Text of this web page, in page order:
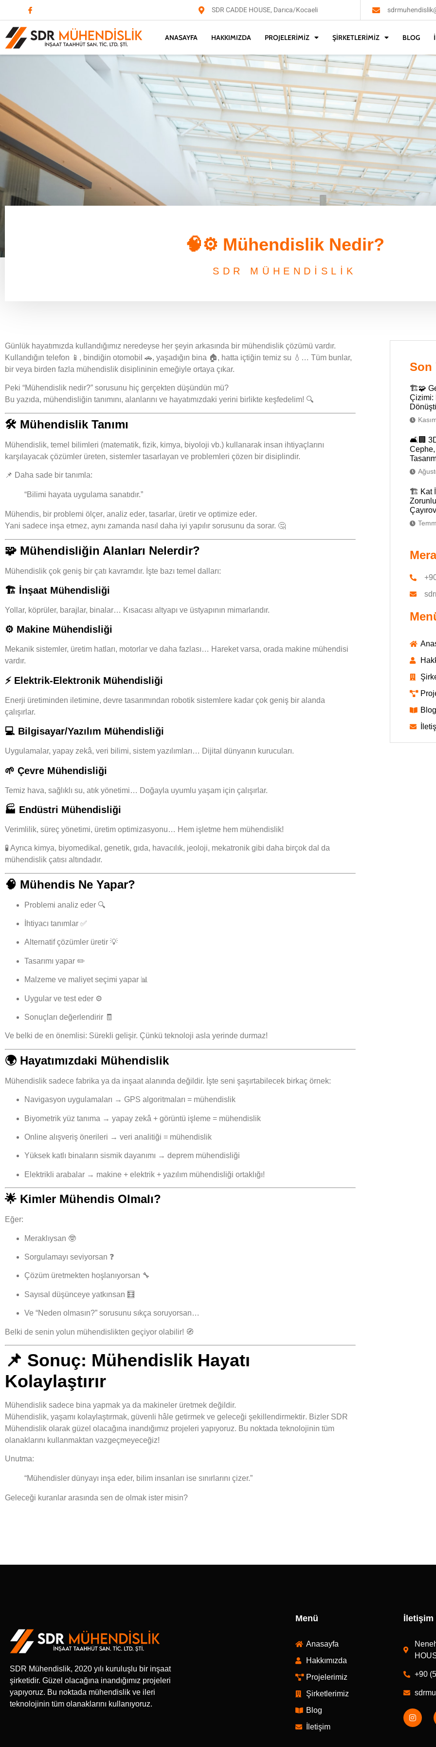
SDR CADDE HOUSE, Darıca/Kocaeli
ANASAYFA HAKKIMIZDA PROJELERIMIZ ŞIRKETLERIMIZ BLOG
🧠⚙️ Mühendislik Nedir?
SDR MÜHENDİSLİK
Günlük hayatımızda kullandığımız neredeyse her şeyin arkasında bir mühendislik çözümü vardır.
Kullandığın telefon 📱, bindiğin otomobil 🚗, yaşadığın bina 🏠, hatta içtiğin temiz su 💧… Tüm bunlar,
bir veya birden fazla mühendislik disiplininin emeğiyle ortaya çıkar.
Peki “Mühendislik nedir?” sorusunu hiç gerçekten düşündün mü?
Bu yazıda, mühendisliğin tanımını, alanlarını ve hayatımızdaki yerini birlikte keşfedelim! 🔍
🛠️ Mühendislik Tanımı
Mühendislik, temel bilimleri (matematik, fizik, kimya, biyoloji vb.) kullanarak insan ihtiyaçlarını
karşılayacak çözümler üreten, sistemler tasarlayan ve problemleri çözen bir disiplindir.
📌 Daha sade bir tanımla:
“Bilimi hayata uygulama sanatıdır.”
Mühendis, bir problemi ölçer, analiz eder, tasarlar, üretir ve optimize eder.
Yani sadece inşa etmez, aynı zamanda nasıl daha iyi yapılır sorusunu da sorar. 🤔
🧩 Mühendisliğin Alanları Nelerdir?
Mühendislik çok geniş bir çatı kavramdır. İşte bazı temel dalları:
🏗️ İnşaat Mühendisliği
Yollar, köprüler, barajlar, binalar… Kısacası altyapı ve üstyapının mimarlarıdır.
⚙️ Makine Mühendisliği
Mekanik sistemler, üretim hatları, motorlar ve daha fazlası… Hareket varsa, orada makine mühendisi
vardır.
⚡ Elektrik-Elektronik Mühendisliği
Enerji üretiminden iletimine, devre tasarımından robotik sistemlere kadar çok geniş bir alanda
çalışırlar.
💻 Bilgisayar/Yazılım Mühendisliği
Uygulamalar, yapay zekâ, veri bilimi, sistem yazılımları… Dijital dünyanın kurucuları.
🌱 Çevre Mühendisliği
Temiz hava, sağlıklı su, atık yönetimi… Doğayla uyumlu yaşam için çalışırlar.
🏭 Endüstri Mühendisliği
Verimlilik, süreç yönetimi, üretim optimizasyonu… Hem işletme hem mühendislik!
🧪 Ayrıca kimya, biyomedikal, genetik, gıda, havacılık, jeoloji, mekatronik gibi daha birçok dal da
mühendislik çatısı altındadır.
🧠 Mühendis Ne Yapar?
Problemi analiz eder 🔍
İhtiyacı tanımlar ✅
Alternatif çözümler üretir 💡
Tasarımı yapar ✏️
Malzeme ve maliyet seçimi yapar 📊
Uygular ve test eder ⚙️
Sonuçları değerlendirir 🧾
Ve belki de en önemlisi: Sürekli gelişir. Çünkü teknoloji asla yerinde durmaz!
🌍 Hayatımızdaki Mühendislik
Mühendislik sadece fabrika ya da inşaat alanında değildir. İşte seni şaşırtabilecek birkaç örnek:
Navigasyon uygulamaları → GPS algoritmaları = mühendislik
Biyometrik yüz tanıma → yapay zekâ + görüntü işleme = mühendislik
Online alışveriş önerileri → veri analitiği = mühendislik
Yüksek katlı binaların sismik dayanımı → deprem mühendisliği
Elektrikli arabalar → makine + elektrik + yazılım mühendisliği ortaklığı!
🌟 Kimler Mühendis Olmalı?
Eğer:
Meraklıysan 🤓
Sorgulamayı seviyorsan ❓
Çözüm üretmekten hoşlanıyorsan 🔧
Sayısal düşünceye yatkınsan 🧮
Ve “Neden olmasın?” sorusunu sıkça soruyorsan…
Belki de senin yolun mühendislikten geçiyor olabilir! 🧭
📌 Sonuç: Mühendislik Hayatı
Kolaylaştırır
Mühendislik sadece bina yapmak ya da makineler üretmek değildir.
Mühendislik, yaşamı kolaylaştırmak, güvenli hâle getirmek ve geleceği şekillendirmektir. Bizler SDR
Mühendislik olarak güzel olacağına inandığımız projeleri yapıyoruz. Bu noktada teknolojinin tüm
olanaklarını kullanmaktan vazgeçmeyeceğiz!
Unutma:
“Mühendisler dünyayı inşa eder, bilim insanları ise sınırlarını çizer.”
Geleceği kuranlar arasında sen de olmak ister misin?
Son
🏗️🧩
Çizimi:
🛋️🏢
🏗️ Kat
Blog
SDR Mühendislik, 2020 yılı kuruluşlu bir inşaat
şirketidir. Güzel olacağına inandığımız projeleri
yapıyoruz. Bu noktada mühendislik ve ileri
teknolojinin tüm olanaklarını kullanıyoruz.
Menü
Anasayfa
Hakkımızda
Projelerimiz
Şirketlerimiz
Blog
İletişim
+90